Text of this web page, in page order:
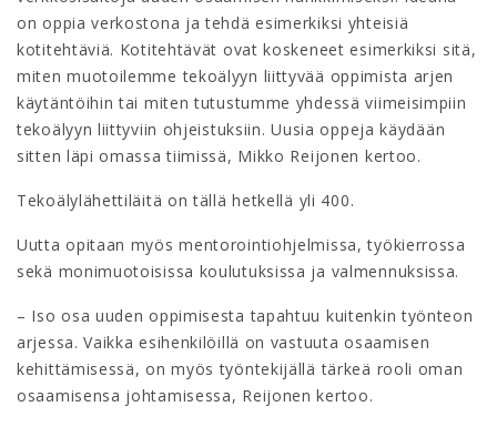
on oppia verkostona ja tehdä esimerkiksi yhteisiä
kotitehtäviä. Kotitehtävät ovat koskeneet esimerkiksi sitä,
miten muotoilemme tekoälyyn liittyvää oppimista arjen
käytäntöihin tai miten tutustumme yhdessä viimeisimpiin
tekoälyyn liittyviin ohjeistuksiin. Uusia oppeja käydään
sitten läpi omassa tiimissä, Mikko Reijonen kertoo.
Tekoälylähettiläitä on tällä hetkellä yli 400.
Uutta opitaan myös mentorointiohjelmissa, työkierrossa
sekä monimuotoisissa koulutuksissa ja valmennuksissa.
– Iso osa uuden oppimisesta tapahtuu kuitenkin työnteon
arjessa. Vaikka esihenkilöillä on vastuuta osaamisen
kehittämisessä, on myös työntekijällä tärkeä rooli oman
osaamisensa johtamisessa, Reijonen kertoo.